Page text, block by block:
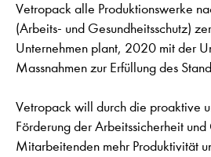
Vetropack alle Produktionswerke
(Arbeits- und Gesundheitsschutz)
Unternehmen plant, 2020 mit der
Massnahmen zur Erfüllung des
Vetropack will durch die proaktive
Förderung der Arbeitssicherheit
Mitarbeitenden mehr Produktivität